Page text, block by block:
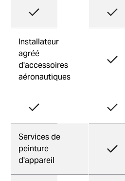
Installateur
agréé
d'accessoires
aéronautiques
Services de
peinture
d'appareil